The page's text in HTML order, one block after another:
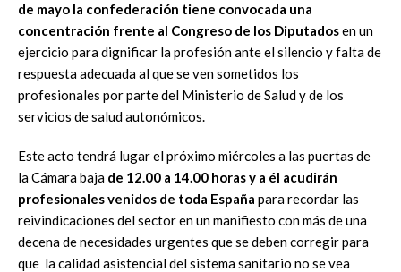
de mayo la confederación tiene convocada una
concentración frente al Congreso de los Diputadosen un
ejercicio para dignificar la profesión ante el silencio y falta de
respuesta adecuada al que se ven sometidos los
profesionales por parte del Ministerio de Salud y de los
servicios de salud autonómicos.
Este acto tendrá lugar el próximo miércoles a las puertas de
la Cámara baja de 12.00 a 14.00 horas y a él acudirán
profesionales venidos de toda España para recordar las
reivindicaciones del sector en un manifiesto con más de una
decena de necesidades urgentes que se deben corregir para
que la calidad asistencial del sistema sanitario no se vea